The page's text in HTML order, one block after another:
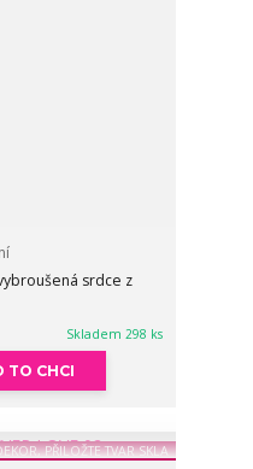
srdce z
Skladem 298 ks
TO CHCI
PŘILOŽTE TVAR SKLA